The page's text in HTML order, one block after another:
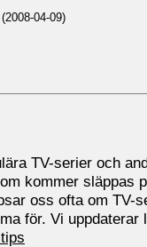
04-09)
TV-serier och
kommer släppas
oss ofta om TV-
för. Vi uppdaterar